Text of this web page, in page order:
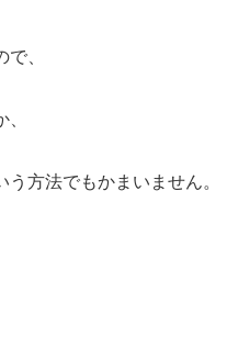
、
方法でもかまいません。